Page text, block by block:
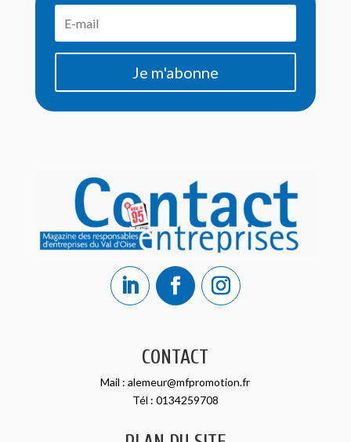
Je m'abonne
CONTACT
Mail :alemeur@mfpromotion.fr
Tél : 0134259708